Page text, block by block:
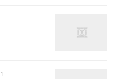
1